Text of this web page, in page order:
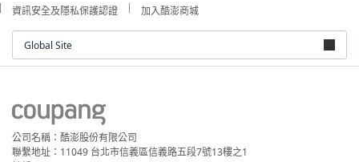
資訊安全及隱私保護認證
加入酷澎商城
Global Site
公司名稱：酷澎股份有限公司
聯繫地址：11049 台北市信義區信義路五段7號13樓之1